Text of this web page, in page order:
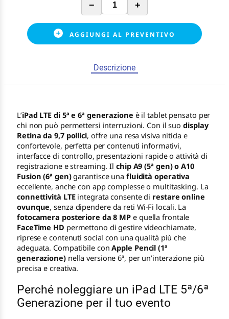
− +
AGGIUNGI AL PREVENTIVO
Descrizione
L’iPad LTE di 5ª e 6ª generazione è il tablet pensato per
chi non può permettersi interruzioni. Con il suodisplay
Retina da 9,7 pollici, offre una resa visiva nitida e
confortevole, perfetta per contenuti informativi,
interfacce di controllo, presentazioni rapide o attività di
registrazione e streaming. Il chip A9 (5ª gen) o A10
Fusion (6ª gen)garantisce una fluidità operativa
eccellente, anche con app complesse o multitasking. La
connettività LTEintegrata consente di restare online
ovunque, senza dipendere da reti Wi-Fi locali. La
fotocamera posteriore da 8 MP e quella frontale
FaceTime HD permettono di gestire videochiamate,
riprese e contenuti social con una qualità più che
adeguata. Compatibile conApple Pencil (1ª
generazione)nella versione 6ª, per un’interazione più
precisa e creativa.
Perché noleggiare un iPad LTE 5ª/6ª
Generazione per il tuo evento